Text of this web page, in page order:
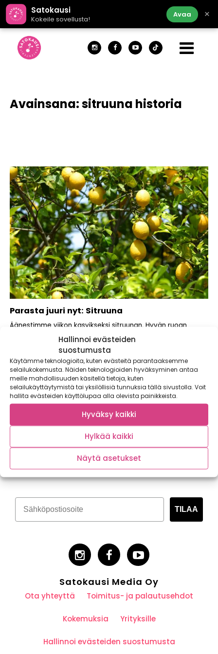
Hallinnoi evästeiden
suostumusta
Käytämme teknologioita, kuten evästeitä parantaaksemme
selailukokemusta. Näiden teknologioiden hyväksyminen antaa
meille mahdollisuuden käsitellä tietoja, kuten
selailukäyttäytymistä tai yksilöllisiä tunnuksia tällä sivustolla. Voit
hallita evästeiden käyttölupaa alla olevista painikkeista.
Hyväksy kaikki
Hylkää kaikki
Näytä asetukset
Satokausi
Kokeile sovellusta!
Avaa ×
Avainsana:sitruuna historia
Parasta juuri nyt: Sitruuna
Äänestimme viikon kasvikseksi sitruunan. Hyvän ruoan
salaisuus on suolan, makean, happamuuden, karvauden ja
Tilaa kasvispitoinen uutiskirje
TILAA
Satokausi Media Oy
Ota yhteyttä Toimitus- ja palautusehdot
Kokemuksia Yrityksille
Hallinnoi evästeiden suostumusta